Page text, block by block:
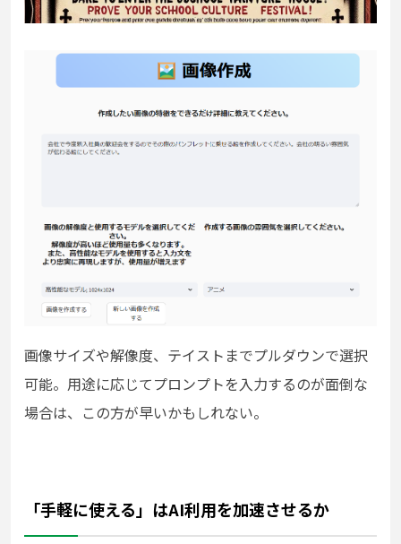
画像サイズや解像度、テイストまでプルダウンで選択
可能。用途に応じてプロンプトを入力するのが面倒な
場合は、この方が早いかもしれない。
「手軽に使える」はAI利用を加速させるか